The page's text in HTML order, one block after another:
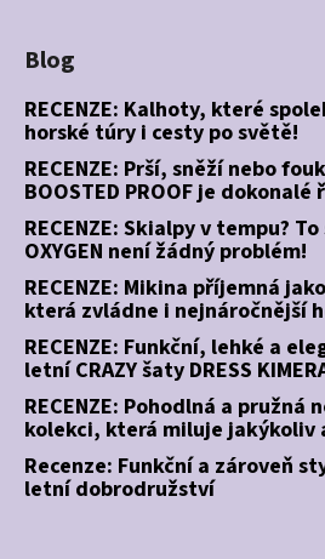
Blog
RECENZE: Kalhoty, které
horské túry i cesty po světě!
RECENZE: Prší, sněží nebo
BOOSTED PROOF je
RECENZE: Skialpy v tempu?
OXYGEN není žádný problém!
RECENZE: Mikina příjemná
která zvládne i nejnáročnější
RECENZE: Funkční, lehké a
letní CRAZY šaty DRESS
RECENZE: Pohodlná a pružná
kolekci, která miluje jakýkoliv
Recenze: Funkční a zároveň
letní dobrodružství